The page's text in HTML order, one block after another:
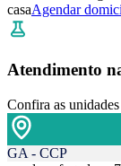
casaAgendar
Atendimento
Confira as
GA - CCP